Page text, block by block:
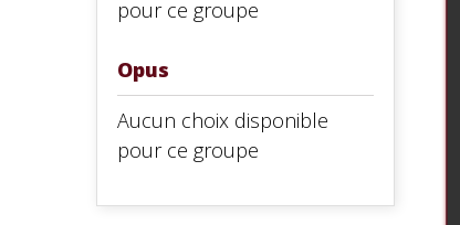
pour ce groupe
Opus
Aucun choix disponible
pour ce groupe